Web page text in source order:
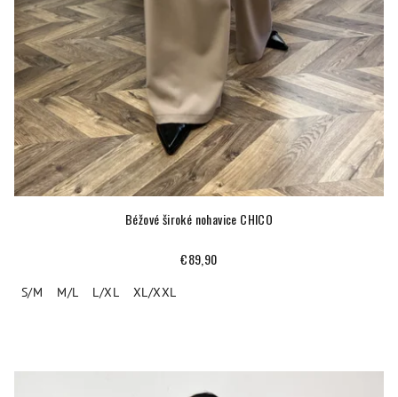
Béžové široké nohavice CHICO
€89,90
S/M M/L L/XL XL/XXL